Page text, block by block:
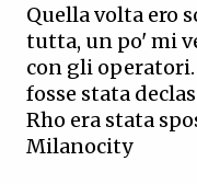
Quella volta ero
tutta, un po' mi
con gli operatori.
fosse stata
Rho era stata
Milanocity